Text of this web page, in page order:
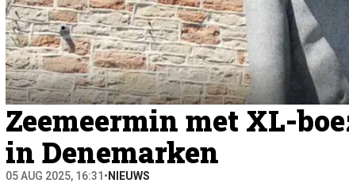
Zeemeermin met XL-
in Denemarken
05 AUG 2025, 16:31 • NIEUWS